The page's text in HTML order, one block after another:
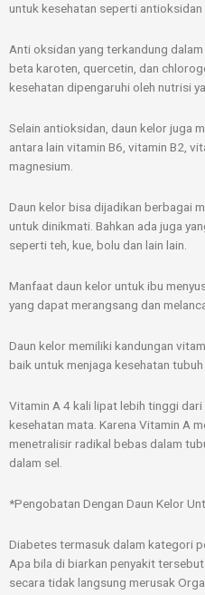
untuk kesehatan seperti antioksidan
Anti oksidan yang terkandung
beta karoten, quercetin, dan
kesehatan dipengaruhi oleh nutrisi
Selain antioksidan, daun kelor juga
antara lain vitamin B6, vitamin B2,
magnesium.
Daun kelor bisa dijadikan berbagai
untuk dinikmati. Bahkan ada juga
seperti teh, kue, bolu dan lain lain.
Manfaat daun kelor untuk ibu
yang dapat merangsang dan
Daun kelor memiliki kandungan
baik untuk menjaga kesehatan
Vitamin A 4 kali lipat lebih tinggi
kesehatan mata. Karena Vitamin A
menetralisir radikal bebas dalam
dalam sel.
*Pengobatan Dengan Daun Kelor
Diabetes termasuk dalam kategori
Apa bila di biarkan penyakit
secara tidak langsung merusak